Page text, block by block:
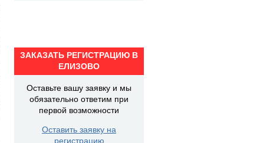
ЗАКАЗАТЬ РЕГИСТРАЦИЮ В
ЕЛИЗОВО
Оставьте вашу заявку и мы
обязательно ответим при
первой возможности
Оставить заявку на
регистрацию